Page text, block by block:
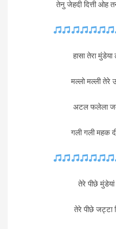
तेनु जेहदी दित्ती ओह
हासा तेरा
मल्लो मल्ली तेरे
अटल फलेला
गली गली महक
तेरे पीछे
तेरे पीछे जट्टा